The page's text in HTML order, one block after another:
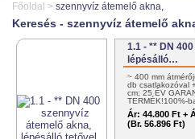
Főoldal > szennyvíz átemelő akna,
Keresés - szennyvíz átemelő
1.1 - ** DN
lépésálló…
~ 400 mm
db csatlakozóval
cm; 25 ÉV
TERMÉK!100%-
Ár: 44.800 Ft +
(Br. 56.896 Ft)